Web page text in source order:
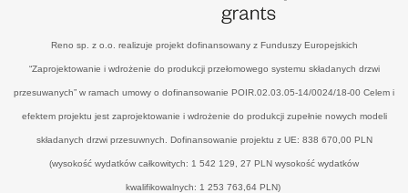
Reno sp. z o.o. realizuje projekt dofinansowany z Funduszy Europejskich
“Zaprojektowanie i wdrożenie do produkcji przełomowego systemu składanych drzwi
przesuwanych” w ramach umowy o dofinansowanie POIR.02.03.05-14/0024/18-00 Celem i
efektem projektu jest zaprojektowanie i wdrożenie do produkcji zupełnie nowych modeli
składanych drzwi przesuwnych. Dofinansowanie projektu z UE: 838 670,00 PLN
(wysokość wydatków całkowitych: 1 542 129, 27 PLN wysokość wydatków
kwalifikowalnych: 1 253 763,64 PLN)